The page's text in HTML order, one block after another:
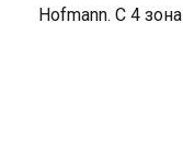
Hofmann. С 4